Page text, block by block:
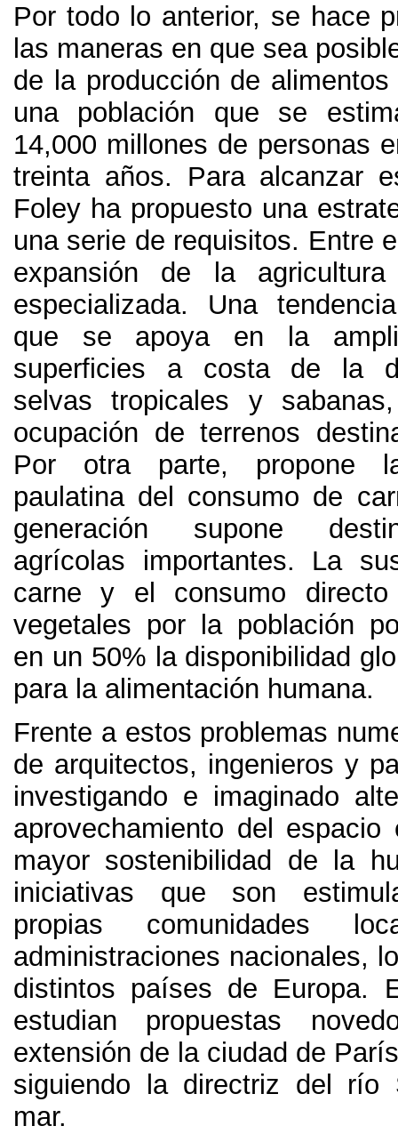
Por todo lo anterior, se hace
las maneras en que sea
de la producción de
una población que se
14,000 millones de personas
treinta años. Para alcanzar
Foley ha propuesto una
una serie de requisitos. Entre
expansión de la
especializada. Una
que se apoya en la
superficies a costa de la
selvas tropicales y sabanas
ocupación de terrenos
Por otra parte, propone
paulatina del consumo de
generación supone
agrícolas importantes. La
carne y el consumo
vegetales por la población
en un 50% la disponibilidad
para la alimentación humana.
Frente a estos problemas
de arquitectos, ingenieros y
investigando e imaginado
aprovechamiento del
mayor sostenibilidad de la
iniciativas que son
propias comunidades
administraciones nacionales,
distintos países de Europa.
estudian propuestas
extensión de la ciudad de
siguiendo la directriz del río
mar.